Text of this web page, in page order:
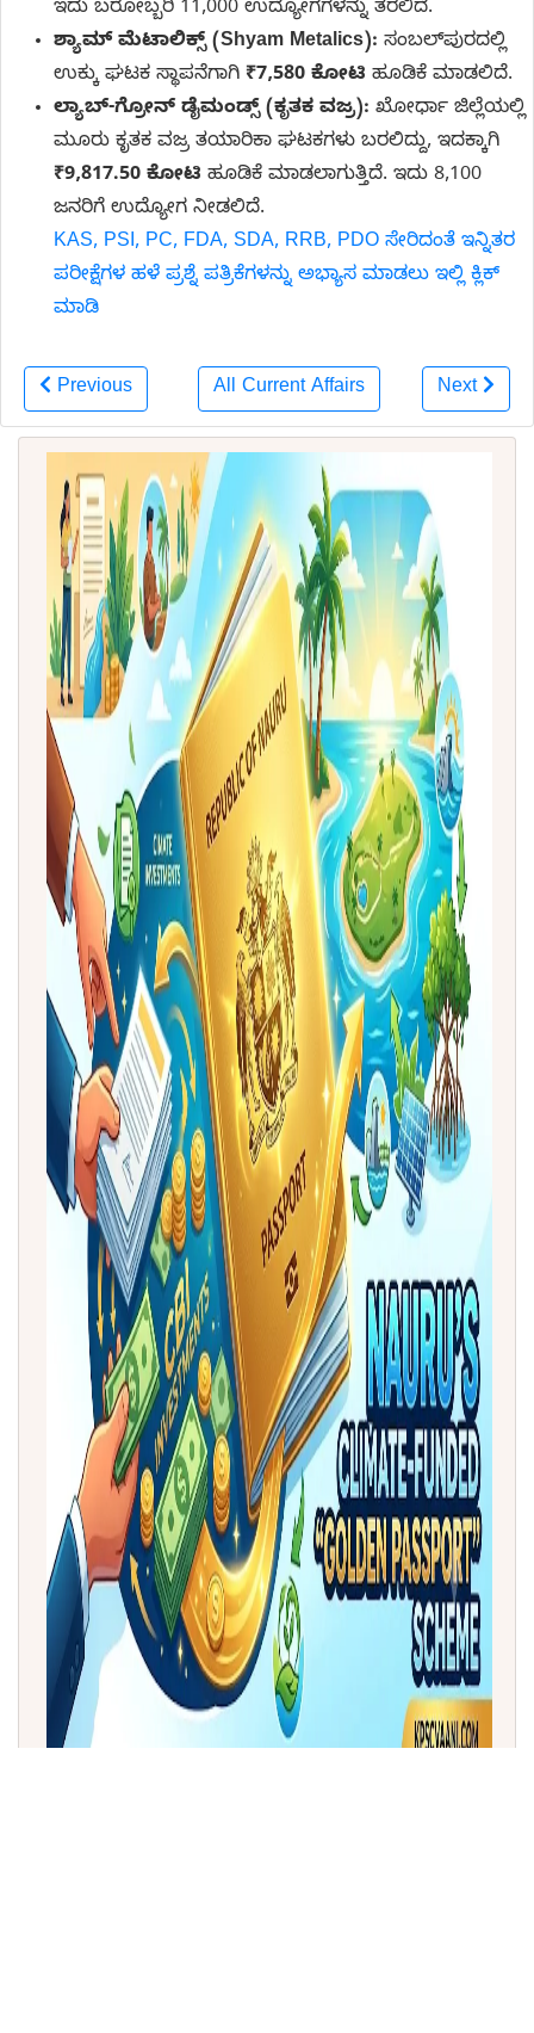
ಇದು ಬರೋಬ್ಬರಿ 11,000 ಉದ್ಯೋಗಗಳನ್ನು ತರಲಿದೆ.
ಶ್ಯಾಮ್ ಮೆಟಾಲಿಕ್ಸ್ (Shyam Metalics): ಸಂಬಲ್‌ಪುರದಲ್ಲಿ
ಉಕ್ಕು ಘಟಕ ಸ್ಥಾಪನೆಗಾಗಿ ₹7,580 ಕೋಟಿ ಹೂಡಿಕೆ ಮಾಡಲಿದೆ.
ಲ್ಯಾಬ್-ಗ್ರೋನ್ ಡೈಮಂಡ್ಸ್ (ಕೃತಕ ವಜ್ರ): ಖೋರ್ಧಾ ಜಿಲ್ಲೆಯಲ್ಲಿ
ಮೂರು ಕೃತಕ ವಜ್ರ ತಯಾರಿಕಾ ಘಟಕಗಳು ಬರಲಿದ್ದು, ಇದಕ್ಕಾಗಿ
₹9,817.50 ಕೋಟಿ ಹೂಡಿಕೆ ಮಾಡಲಾಗುತ್ತಿದೆ. ಇದು 8,100
ಜನರಿಗೆ ಉದ್ಯೋಗ ನೀಡಲಿದೆ.
KAS, PSI, PC, FDA, SDA, RRB, PDO ಸೇರಿದಂತೆ ಇನ್ನಿತರ
ಪರೀಕ್ಷೆಗಳ ಹಳೆ ಪ್ರಶ್ನೆ ಪತ್ರಿಕೆಗಳನ್ನು ಅಭ್ಯಾಸ ಮಾಡಲು ಇಲ್ಲಿ ಕ್ಲಿಕ್
ಮಾಡಿ
Previous All Current Affairs Next